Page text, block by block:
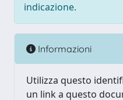
indicazione.
Informazioni
Utilizza questo
un link a questo